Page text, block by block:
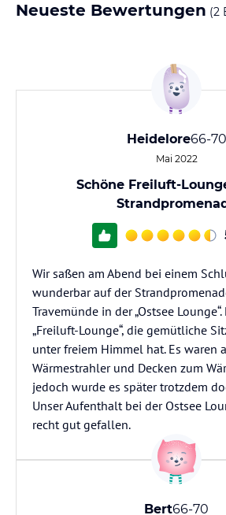
Neueste Bewertungen (2
Heidelore66-70
Mai 2022
Schöne Freiluft-
Wir saßen am Abend bei einem
wunderbar auf der
Travemünde in der „Ostsee
„Freiluft-Lounge“, die gemütliche
unter freiem Himmel hat. Es waren
Wärmestrahler und Decken zum
jedoch wurde es später trotzdem
Unser Aufenthalt bei der Ostsee
recht gut gefallen.
Bert66-70